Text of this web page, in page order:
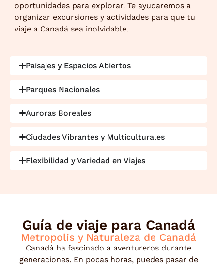
oportunidades para explorar. Te ayudaremos a
organizar excursiones y actividades para que tu
viaje a Canadá sea inolvidable.
Paisajes y Espacios Abiertos
Parques Nacionales
Auroras Boreales
Ciudades Vibrantes y Multiculturales
Flexibilidad y Variedad en Viajes
Guía de viaje para Canadá
Metropolis y Naturaleza de Canadá
Canadá ha fascinado a aventureros durante
generaciones. En pocas horas, puedes pasar de